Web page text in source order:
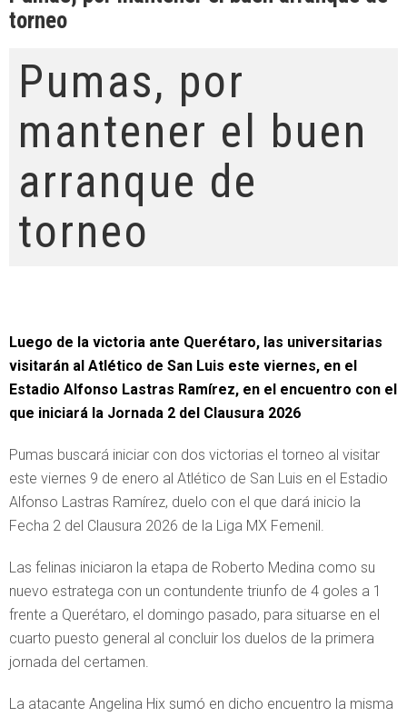
torneo
Pumas, por
mantener el buen
arranque de
torneo
Luego de la victoria ante Querétaro, las universitarias
visitarán al Atlético de San Luis este viernes, en el
Estadio Alfonso Lastras Ramírez, en el encuentro con el
que iniciará la Jornada 2 del Clausura 2026
Pumas buscará iniciar con dos victorias el torneo al visitar
este viernes 9 de enero al Atlético de San Luis en el Estadio
Alfonso Lastras Ramírez, duelo con el que dará inicio la
Fecha 2 del Clausura 2026 de la Liga MX Femenil.
Las felinas iniciaron la etapa de Roberto Medina como su
nuevo estratega con un contundente triunfo de 4 goles a 1
frente a Querétaro, el domingo pasado, para situarse en el
cuarto puesto general al concluir los duelos de la primera
jornada del certamen.
La atacante Angelina Hix sumó en dicho encuentro la misma